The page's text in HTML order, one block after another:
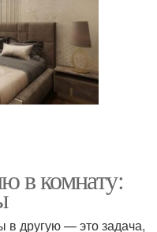
в комнату:
в другую — это задача,